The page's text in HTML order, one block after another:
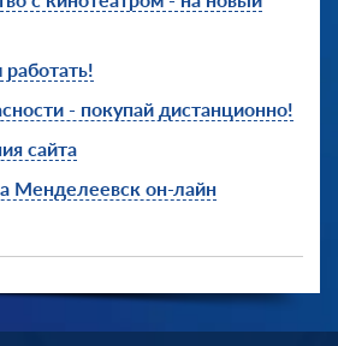
- покупай дистанционно!
сайта
Менделеевск он-лайн